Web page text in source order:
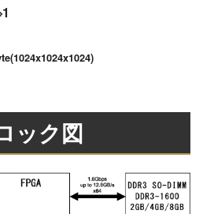
ック図